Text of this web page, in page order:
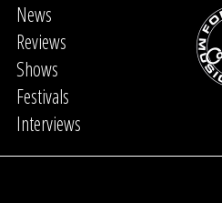
News
Reviews
Shows
Festivals
Interviews